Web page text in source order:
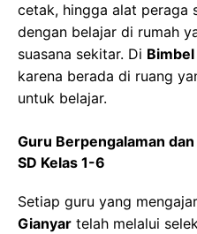
cetak, hingga alat peraga
dengan belajar di rumah
suasana sekitar. Di
karena berada di ruang
untuk belajar.
Guru Berpengalaman
SD Kelas 1-6
Setiap guru yang
Gianyar telah melalui